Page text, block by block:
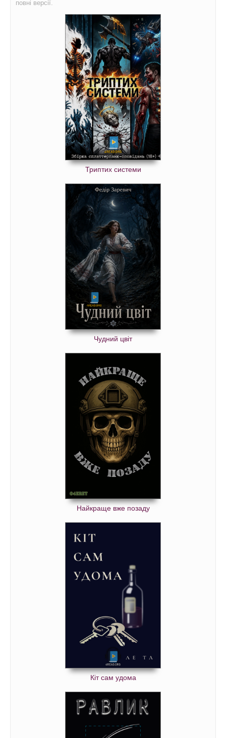
повні версії.
Триптих системи
Чудний цвіт
Найкраще вже позаду
Кіт сам удома